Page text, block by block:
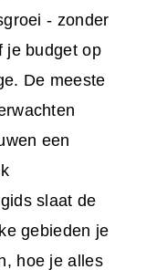
- zonder
je budget op
De meeste
een
slaat de
gebieden je
hoe je alles